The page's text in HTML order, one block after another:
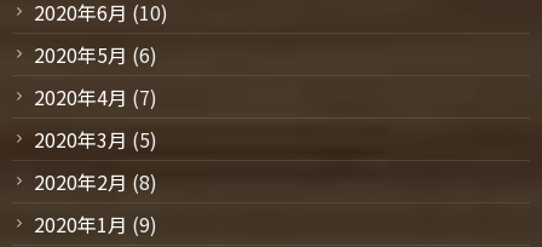
2020年6月 (10)
2020年5月 (6)
2020年4月 (7)
2020年3月 (5)
2020年2月 (8)
2020年1月 (9)